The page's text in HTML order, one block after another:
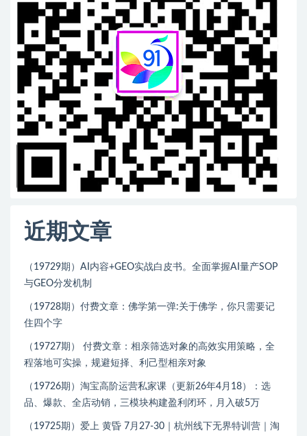
近期文章
（19729期）AI内容+GEO实战白皮书。全面掌握AI量产SOP
与GEO分发机制
（19728期）付费文章：佛学第一弹:关于佛学，你只需要记
住四个字
（19727期） 付费文章：相亲筛选对象的高效实用策略，全
程落地可实操，规避短择、利己型相亲对象
（19726期）淘宝高阶运营私家课（更新26年4月18）：选
品、爆款、全店动销，三模块构建盈利闭环，月入破5万
（19725期）爱上 黄昏 7月27-30｜杭州线下无界特训营｜淘